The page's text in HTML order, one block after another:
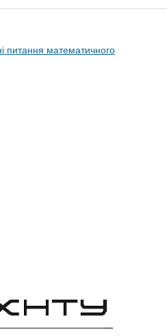
математичного